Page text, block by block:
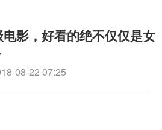
电影，好看的绝不仅仅是女
08-22 07:25